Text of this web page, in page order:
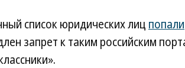
список юридических лиц попали
запрет к таким российским